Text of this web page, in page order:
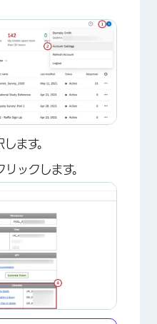
します。
リックします。